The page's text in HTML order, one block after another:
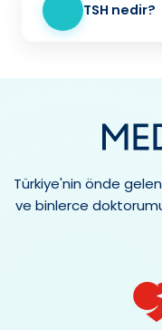
TSH nedir?
Türkiye'nin önde
ve binlerce